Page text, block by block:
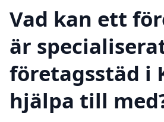
Vad kan ett
är
företagsstäd i
hjälpa till